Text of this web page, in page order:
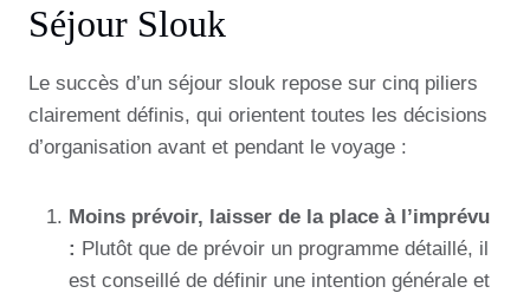
Séjour Slouk
Le succès d’un séjour slouk repose sur cinq piliers
clairement définis, qui orientent toutes les décisions
d’organisation avant et pendant le voyage :
Moins prévoir, laisser de la place à l’imprévu
: Plutôt que de prévoir un programme détaillé, il
est conseillé de définir une intention générale et